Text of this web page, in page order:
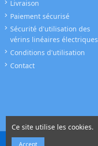
Livraison
Paiement sécurisé
Sécurité d'utilisation des
vérins linéaires électriques
Conditions d'utilisation
Contact
Ce site utilise les cookies.
Accept